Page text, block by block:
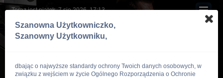
Teraz jest piątek, 7 sie 2026, 17:13
Szanowna Użytkowniczko,
Szanowny Użytkowniku,
dbając o najwyższe standardy ochrony Twoich danych osobowych, w
związku z wejściem w życie Ogólnego Rozporządzenia o Ochronie